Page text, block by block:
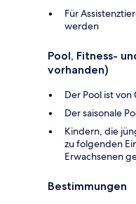
Für
werden
Pool, Fitness-
vorhanden)
Der Pool ist
Der saisonale
Kindern, die
zu folgenden
Erwachsenen
Bestimmungen